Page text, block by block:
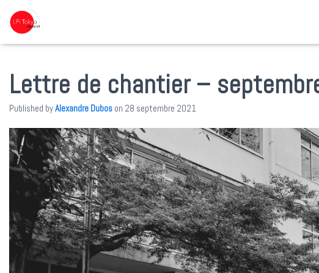
Lettre de chantier –
Published byAlexandre Dubos on 28 septembre 2021